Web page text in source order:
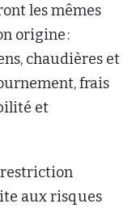
les mêmes
origine :
chaudières et
frais
et
restriction
aux risques